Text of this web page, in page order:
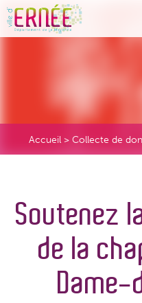
Accueil > Collecte de
Soutenez
de la
Dame-